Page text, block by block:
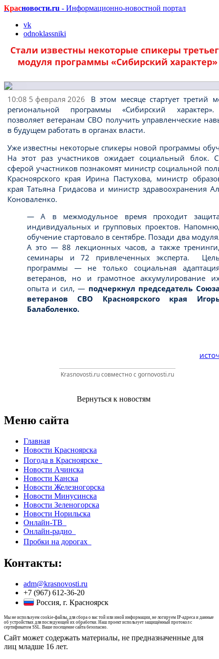
Красновости.ru - Информационно-новостной портал
vk
odnoklassniki
Стали известны некоторые спикеры
модуля программы «Сибирский характер»
10:08 5 февраля 2026
В этом месяце стартует третий
региональной программы «Сибирский
позволяет ветеранам СВО получить управленческие
в будущем работать в органах власти.
Уже известны некоторые спикеры новой программы
На этот раз участников ожидает социальный блок.
сферой участников познакомят министр социальной
Красноярского края Ирина Пастухова, министр
края Татьяна Гридасова и министр здравоохранения
Коноваленко.
— А в межмодульное время проходит
индивидуальных и групповых проектов.
обучение стартовало в сентябре. Позади два
А это — 88 лекционных часов, а также
семинары и 72 привлеченных эксперта.
программы — не только социальная
ветеранов, но и грамотное аккумулирование
опыта и сил, — подчеркнул председатель
ветеранов СВО Красноярского края
Балаболенко.
Krasnovosti.ru совместно с gornovosti.ru
Вернуться к новостям
Меню сайта
Главная
Новости Красноярска
Погода в Красноярске
Новости Ачинска
Новости Канска
Новости Железногорска
Новости Минусинска
Новости Зеленогорска
Новости Норильска
Онлайн-ТВ
Онлайн-радио
Пробки на дорогах
Контакты:
adm@krasnovosti.ru
+7 (967) 612-36-20
Россия, г. Красноярск
Мы не используем cookie-файлы, для сбора о вас той или иной информации, не логируем IP-адреса и данные
об устройствах для последующей их обработки. Наш проект использует защищённый протокол с
сертификатом SSL. Ваше посещение сайта безопасно.
Сайт может содержать материалы, не предназначенные для
лиц младше 16 лет.